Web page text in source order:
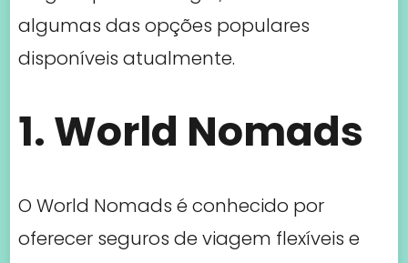
oferecer seguros de viagem flexíveis e
abrangentes para viajantes de todas as
seguros de viagem para Portugal com o
World Nomads variam de acordo com a
e o nível de cobertura escolhido. Em
média, os preços começam em torno de